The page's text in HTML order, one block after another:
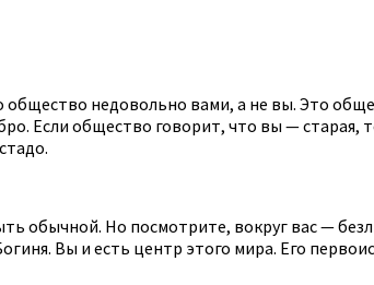
недовольно вами, а не вы. Это
общество говорит, что вы — старая,
Но посмотрите, вокруг вас —
Вы и есть центр этого мира. Его